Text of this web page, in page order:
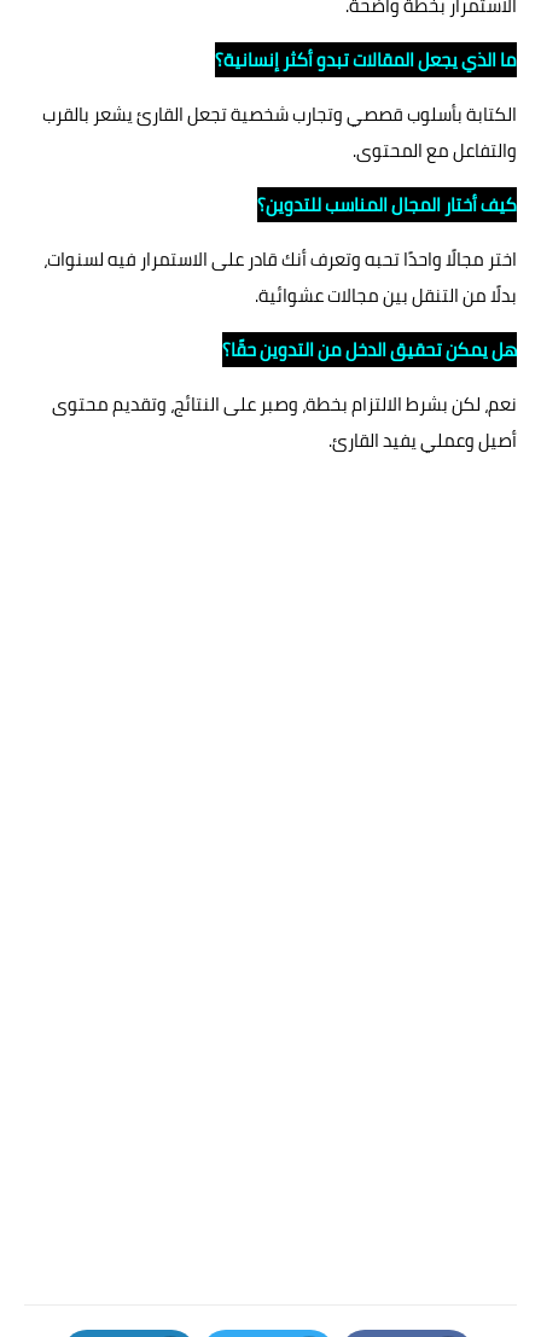
ما الذي يجعل المقالات تبدو أكثر إنسانية؟
الكتابة بأسلوب قصصي وتجارب شخصية تجعل القارئ يشعر بالقرب
والتفاعل مع المحتوى.
كيف أختار المجال المناسب للتدوين؟
اختر مجالًا واحدًا تحبه وتعرف أنك قادر على الاستمرار فيه لسنوات،
بدلًا من التنقل بين مجالات عشوائية.
هل يمكن تحقيق الدخل من التدوين حقًا؟
نعم، لكن بشرط الالتزام بخطة، وصبر على النتائج، وتقديم محتوى
أصيل وعملي يفيد القارئ.